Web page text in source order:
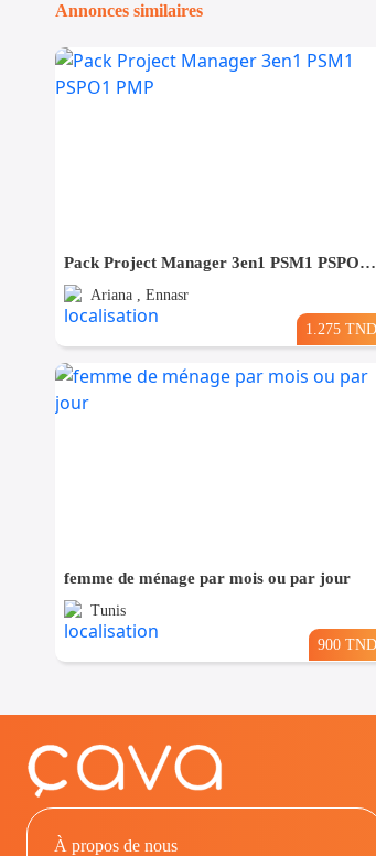
Annonces similaires
Pack Project Manager 3en1 PSM1 PSPO1 PMP
Ariana , Ennasr
1.275 TND
femme de ménage par mois ou par jour
Tunis
900 TND
À propos de nous